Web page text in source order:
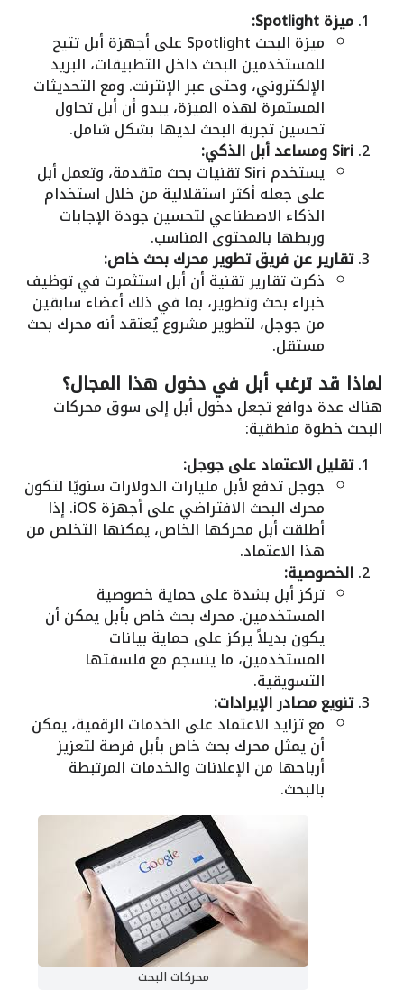
ميزة Spotlight:
ميزة البحث Spotlight على أجهزة أبل تتيح
للمستخدمين البحث داخل التطبيقات، البريد
الإلكتروني، وحتى عبر الإنترنت. ومع التحديثات
المستمرة لهذه الميزة، يبدو أن أبل تحاول
تحسين تجربة البحث لديها بشكل شامل.
Siri ومساعد أبل الذكي:
يستخدم Siri تقنيات بحث متقدمة، وتعمل أبل
على جعله أكثر استقلالية من خلال استخدام
الذكاء الاصطناعي لتحسين جودة الإجابات
وربطها بالمحتوى المناسب.
تقارير عن فريق تطوير محرك بحث خاص:
ذكرت تقارير تقنية أن أبل استثمرت في توظيف
خبراء بحث وتطوير، بما في ذلك أعضاء سابقين
من جوجل، لتطوير مشروع يُعتقد أنه محرك بحث
مستقل.
لماذا قد ترغب أبل في دخول هذا المجال؟
هناك عدة دوافع تجعل دخول أبل إلى سوق محركات
البحث خطوة منطقية:
تقليل الاعتماد على جوجل:
جوجل تدفع لأبل مليارات الدولارات سنويًا لتكون
محرك البحث الافتراضي على أجهزة iOS. إذا
أطلقت أبل محركها الخاص، يمكنها التخلص من
هذا الاعتماد.
الخصوصية:
تركز أبل بشدة على حماية خصوصية
المستخدمين. محرك بحث خاص بأبل يمكن أن
يكون بديلاً يركز على حماية بيانات
المستخدمين، ما ينسجم مع فلسفتها
التسويقية.
تنويع مصادر الإيرادات:
مع تزايد الاعتماد على الخدمات الرقمية، يمكن
أن يمثل محرك بحث خاص بأبل فرصة لتعزيز
أرباحها من الإعلانات والخدمات المرتبطة
بالبحث.
محركات البحث